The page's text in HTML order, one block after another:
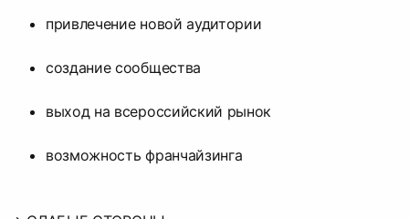
привлечение новой аудитории
создание сообщества
выход на всероссийский рынок
возможность франчайзинга